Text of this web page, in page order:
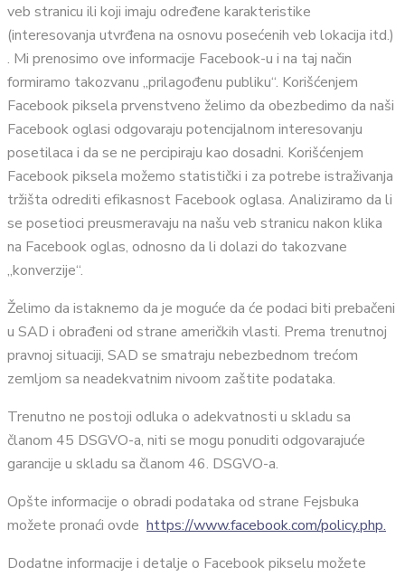
veb stranicu ili koji imaju određene karakteristike
(interesovanja utvrđena na osnovu posećenih veb lokacija itd.)
. Mi prenosimo ove informacije Facebook-u i na taj način
formiramo takozvanu „prilagođenu publiku“. Korišćenjem
Facebook piksela prvenstveno želimo da obezbedimo da naši
Facebook oglasi odgovaraju potencijalnom interesovanju
posetilaca i da se ne percipiraju kao dosadni. Korišćenjem
Facebook piksela možemo statistički i za potrebe istraživanja
tržišta odrediti efikasnost Facebook oglasa. Analiziramo da li
se posetioci preusmeravaju na našu veb stranicu nakon klika
na Facebook oglas, odnosno da li dolazi do takozvane
„konverzije“.
Želimo da istaknemo da je moguće da će podaci biti prebačeni
u SAD i obrađeni od strane američkih vlasti. Prema trenutnoj
pravnoj situaciji, SAD se smatraju nebezbednom trećom
zemljom sa neadekvatnim nivoom zaštite podataka.
Trenutno ne postoji odluka o adekvatnosti u skladu sa
članom 45 DSGVO-a, niti se mogu ponuditi odgovarajuće
garancije u skladu sa članom 46. DSGVO-a.
Opšte informacije o obradi podataka od strane Fejsbuka
možete pronaći ovde https://www.facebook.com/policy.php.
Dodatne informacije i detalje o Facebook pikselu možete